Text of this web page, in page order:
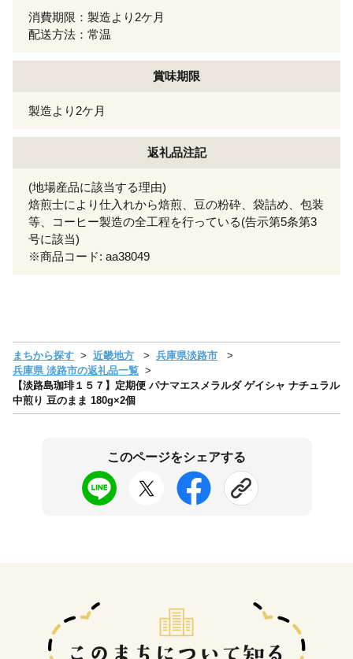
消費期限：製造より2ケ月
配送方法：常温
賞味期限
製造より2ケ月
返礼品注記
(地場産品に該当する理由)
焙煎士により仕入れから焙煎、豆の粉砕、袋詰め、包装
等、コーヒー製造の全工程を行っている(告示第5条第3
号に該当)
※商品コード: aa38049
まちから探す 近畿地方
兵庫県淡路市
兵庫県 淡路市の返礼品一覧
【淡路島珈琲１５７】定期便 パナマエスメラルダ ゲイシャ ナチュラル
中煎り 豆のまま 180g×2個
このページをシェアする